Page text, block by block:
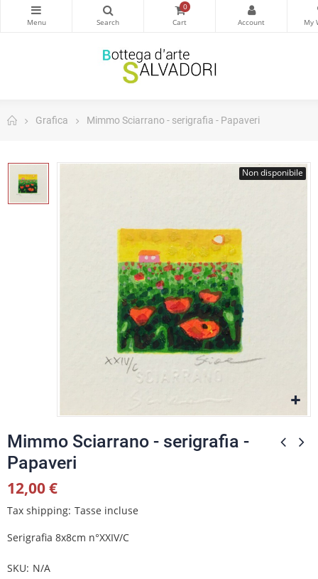
0
Grafica Mimmo Sciarrano - serigrafia - Papaveri
Non disponibile
Mimmo Sciarrano - serigrafia -
Papaveri
12,00 €
Tax shipping Tasse incluse
Serigrafia 8x8cm n°XXIV/C
SKU N/A